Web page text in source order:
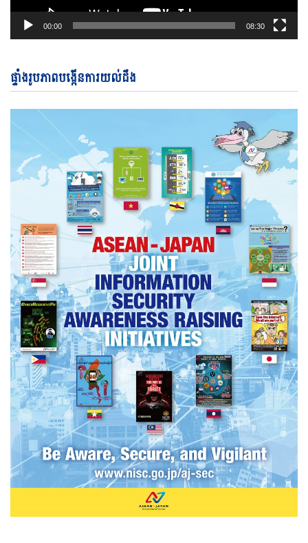
00:00 08:30
ផ្ទាំងរូបភាពបង្កើនការយល់ដឹង